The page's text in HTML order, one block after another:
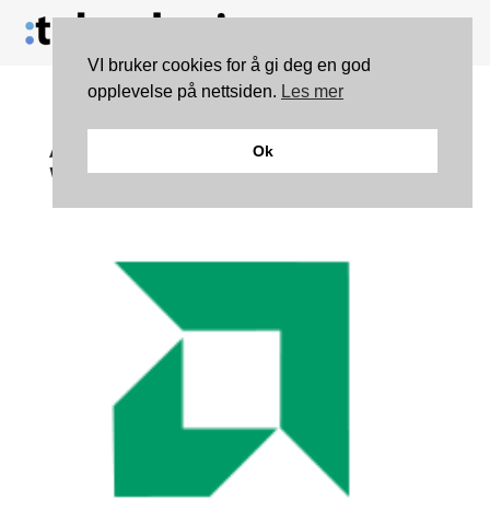
AMD lanserer drivere for
Windows 8
VI bruker cookies for å gi deg en god
opplevelse på nettsiden. Les mer
Ok